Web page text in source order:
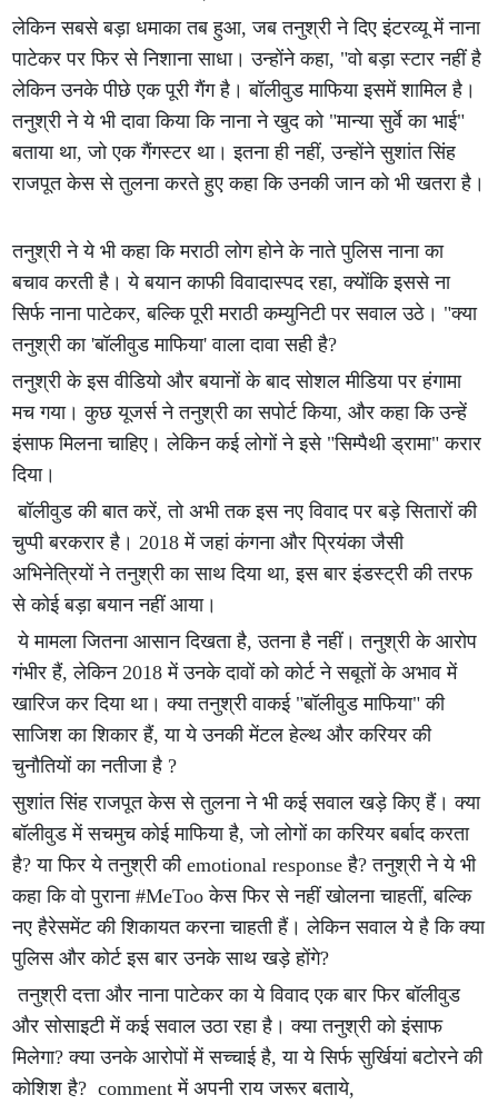
लेकिन सबसे बड़ा धमाका तब हुआ, जब तनुश्री ने दिए इंटरव्यू में नाना
पाटेकर पर फिर से निशाना साधा। उन्होंने कहा, "वो बड़ा स्टार नहीं है
लेकिन उनके पीछे एक पूरी गैंग है। बॉलीवुड माफिया इसमें शामिल है।
तनुश्री ने ये भी दावा किया कि नाना ने खुद को "मान्या सुर्वे का भाई"
बताया था, जो एक गैंगस्टर था। इतना ही नहीं, उन्होंने सुशांत सिंह
राजपूत केस से तुलना करते हुए कहा कि उनकी जान को भी खतरा है।
तनुश्री ने ये भी कहा कि मराठी लोग होने के नाते पुलिस नाना का
बचाव करती है। ये बयान काफी विवादास्पद रहा, क्योंकि इससे ना
सिर्फ नाना पाटेकर, बल्कि पूरी मराठी कम्युनिटी पर सवाल उठे। "क्या
तनुश्री का 'बॉलीवुड माफिया' वाला दावा सही है?
तनुश्री के इस वीडियो और बयानों के बाद सोशल मीडिया पर हंगामा
मच गया। कुछ यूजर्स ने तनुश्री का सपोर्ट किया, और कहा कि उन्हें
इंसाफ मिलना चाहिए। लेकिन कई लोगों ने इसे "सिम्पैथी ड्रामा" करार
दिया।
बॉलीवुड की बात करें, तो अभी तक इस नए विवाद पर बड़े सितारों की
चुप्पी बरकरार है। 2018 में जहां कंगना और प्रियंका जैसी
अभिनेत्रियों ने तनुश्री का साथ दिया था, इस बार इंडस्ट्री की तरफ
से कोई बड़ा बयान नहीं आया।
ये मामला जितना आसान दिखता है, उतना है नहीं। तनुश्री के आरोप
गंभीर हैं, लेकिन 2018 में उनके दावों को कोर्ट ने सबूतों के अभाव में
खारिज कर दिया था। क्या तनुश्री वाकई "बॉलीवुड माफिया" की
साजिश का शिकार हैं, या ये उनकी मेंटल हेल्थ और करियर की
चुनौतियों का नतीजा है ?
सुशांत सिंह राजपूत केस से तुलना ने भी कई सवाल खड़े किए हैं। क्या
बॉलीवुड में सचमुच कोई माफिया है, जो लोगों का करियर बर्बाद करता
है? या फिर ये तनुश्री की emotional response है? तनुश्री ने ये भी
कहा कि वो पुराना #MeToo केस फिर से नहीं खोलना चाहतीं, बल्कि
नए हैरेसमेंट की शिकायत करना चाहती हैं। लेकिन सवाल ये है कि क्या
पुलिस और कोर्ट इस बार उनके साथ खड़े होंगे?
तनुश्री दत्ता और नाना पाटेकर का ये विवाद एक बार फिर बॉलीवुड
और सोसाइटी में कई सवाल उठा रहा है। क्या तनुश्री को इंसाफ
मिलेगा? क्या उनके आरोपों में सच्चाई है, या ये सिर्फ सुर्खियां बटोरने की
कोशिश है? comment में अपनी राय जरूर बताये,